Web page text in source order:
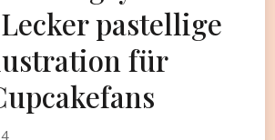
pastellige
für